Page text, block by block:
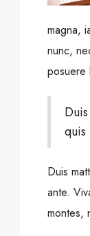
magna,
nunc,
posuere
quis
Duis
ante.
montes,